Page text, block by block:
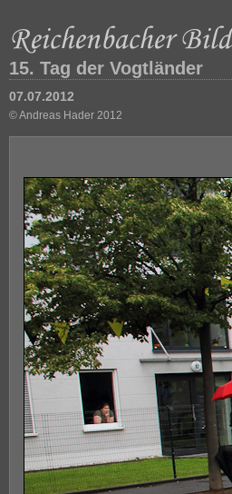
15. Tag der Vogtländer
07.07.2012
© Andreas Hader 2012